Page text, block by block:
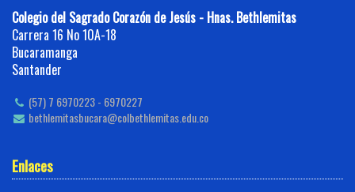
Colegio del Sagrado Corazón de Jesús - Hnas. Bethlemitas
Carrera 16 No 10A-18
Bucaramanga
Santander
(57) 7 6970223 - 6970227
bethlemitasbucara@colbethlemitas.edu.co
Enlaces